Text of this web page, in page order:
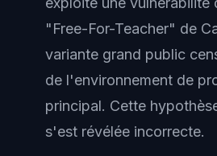
"Free-For-Teacher" de
variante grand public
de l'environnement de
principal. Cette
s'est révélée incorrecte.